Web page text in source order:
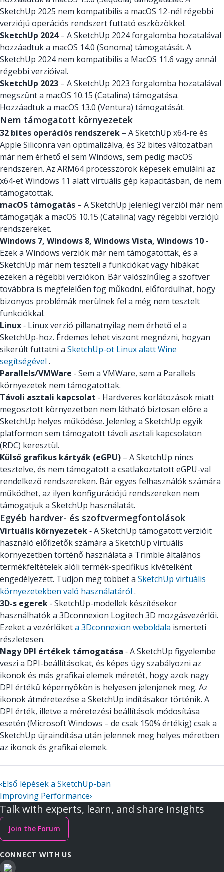
SketchUp 2025 nem kompatibilis a macOS 12-nél régebbi
verziójú operációs rendszert futtató eszközökkel.
SketchUp 2024– A SketchUp 2024 forgalomba hozatalával
hozzáadtuk a macOS 14.0 (Sonoma) támogatását. A
SketchUp 2024 nem kompatibilis a MacOS 11.6 vagy annál
régebbi verzióival.
SketchUp 2023 – A SketchUp 2023 forgalomba hozatalával
megszűnt a macOS 10.15 (Catalina) támogatása.
Hozzáadtuk a macOS 13.0 (Ventura) támogatását.
Nem támogatott környezetek
32 bites operációs rendszerek – A SketchUp x64-re és
Apple Siliconra van optimalizálva, és 32 bites változatban
már nem érhető el sem Windows, sem pedig macOS
rendszeren. Az ARM64 processzorok képesek emulálni az
x64-et Windows 11 alatt virtuális gép kapacitásban, de nem
támogatottak.
macOS támogatás – A SketchUp jelenlegi verziói már nem
támogatják a macOS 10.15 (Catalina) vagy régebbi verziójú
rendszereket.
Windows 7, Windows 8, Windows Vista, Windows 10 -
Ezek a Windows verziók már nem támogatottak, és a
SketchUp már nem teszteli a funkciókat vagy hibákat
ezeken a régebbi verziókon. Bár valószínűleg a szoftver
továbbra is megfelelően fog működni, előfordulhat, hogy
bizonyos problémák merülnek fel a még nem tesztelt
funkciókkal.
Linux‑ Linux verzió pillanatnyilag nem érhető el a
SketchUp-hoz. Érdemes lehet viszont megnézni, hogyan
sikerült futtatni a SketchUp-ot Linux alatt Wine
segítségével .
Parallels/VMWare ‑ Sem a VMWare, sem a Parallels
környezetek nem támogatottak.
Távoli asztali kapcsolat ‑ Hardveres korlátozások miatt
megosztott környezetben nem látható biztosan előre a
SketchUp helyes működése. Jelenleg a SketchUp egyik
platformon sem támogatott távoli asztali kapcsolaton
(RDC) keresztül.
Külső grafikus kártyák (eGPU) – A SketchUp nincs
tesztelve, és nem támogatott a csatlakoztatott eGPU-val
rendelkező rendszereken. Bár egyes felhasználók számára
működhet, az ilyen konfigurációjú rendszereken nem
támogatjuk a SketchUp használatát.
Egyéb hardver- és szoftvermegfontolások
Virtuális környezetek‑ A SketchUp támogatott verzióit
használó előfizetők számára a SketchUp virtuális
környezetben történő használata a Trimble általános
termékfeltételek alóli termék-specifikus kivételként
engedélyezett. Tudjon meg többet a SketchUp virtuális
környezetekben való használatáról .
3D-s egerek‑ SketchUp-modellek készítésekor
használhatók a 3Dconnexion Logitech 3D mozgásvezérlői.
Ezeket a vezérlőketa 3Dconnexion weboldala ismerteti
részletesen.
Nagy DPI értékek támogatása ‑ A SketchUp figyelembe
veszi a DPI-beállításokat, és képes úgy szabályozni az
ikonok és más grafikai elemek méretét, hogy azok nagy
DPI értékű képernyőkön is helyesen jelenjenek meg. Az
ikonok átméretezése a SketchUp indításakor történik. A
DPI érték, illetve a méretezési beállítások módosítása
esetén (Microsoft Windows – de csak 150% értékig) csak a
SketchUp újraindítása után jelennek meg helyes méretben
az ikonok és grafikai elemek.
‹Első lépések a SketchUp-ban
Improving Performance›
Talk with experts, learn, and share insights
Join the Forum
CONNECT WITH US